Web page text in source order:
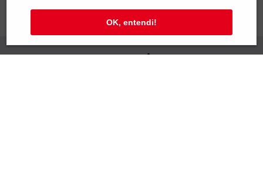
Receba novidades
OK, entendi!